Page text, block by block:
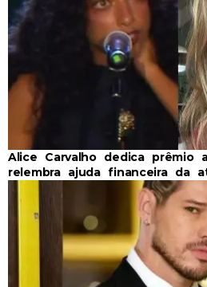
Alice Carvalho dedica prêmio
relembra ajuda financeira da